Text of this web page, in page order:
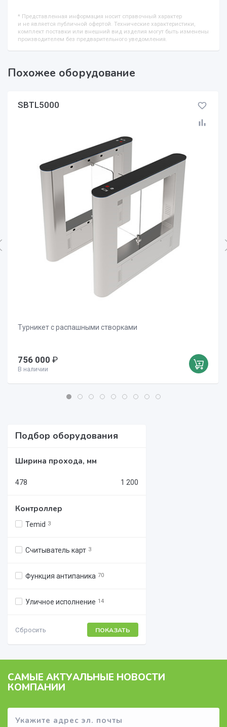
* Представленная информация носит справочный характер
и не является публичной офертой. Технические характеристики,
комплект поставки или внешний вид изделия могут быть изменены
производителем без предварительного уведомления.
Похожее оборудование
SBTL5000
Турникет с распашными створками
756 000 ₽
В наличии
Подбор оборудования
Ширина прохода, мм
478 1 200
Контроллер
Temid 3
Считыватель карт 3
Функция антипаника 70
Уличное исполнение 14
Сбросить
САМЫЕ АКТУАЛЬНЫЕ НОВОСТИ
КОМПАНИИ